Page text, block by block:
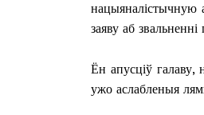
нацыяналістычную
заяву аб
Ён апусціў галаву,
ужо аслабленыя